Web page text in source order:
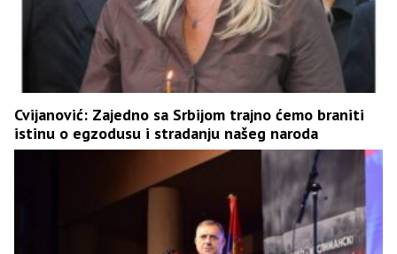
Cvijanović: Zajedno sa Srbijom trajno ćemo braniti
istinu o egzodusu i stradanju našeg naroda